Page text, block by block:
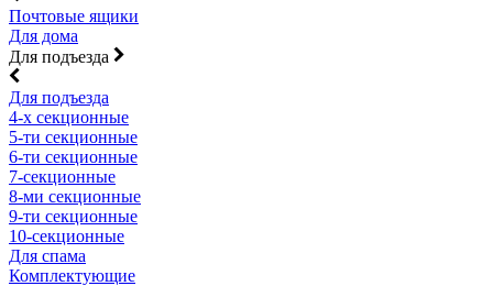
Почтовые ящики
Для дома
Для подъезда
Для подъезда
4-х секционные
5-ти секционные
6-ти секционные
7-секционные
8-ми секционные
9-ти секционные
10-секционные
Для спама
Комплектующие